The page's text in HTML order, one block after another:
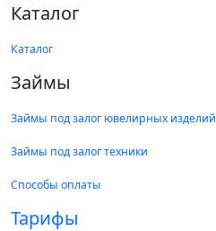
Каталог
Каталог
Займы
Займы под залог ювелирных изделий
Займы под залог техники
Способы оплаты
Тарифы